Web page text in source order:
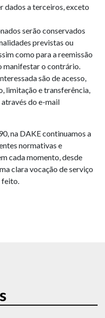
dados a terceiros, exceto
serão conservados
previstas ou
como para a reemissão
manifestar o contrário.
são de acesso,
limitação e transferência,
do e-mail
na DAKE continuamos a
normativas e
cada momento, desde
clara vocação de serviço
feito.